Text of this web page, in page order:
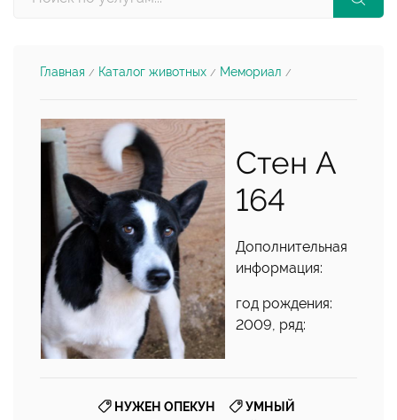
Главная / Каталог животных / Мемориал /
Стен А
164
Дополнительная
информация:
год рождения:
2009, ряд:
НУЖЕН ОПЕКУН УМНЫЙ